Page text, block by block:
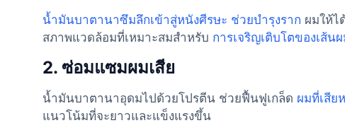
น้ำมันบาตานาซึมลึกเข้าสู่หนังศีรษะ ช่วยบำรุงราก ผมให้ไ
สภาพแวดล้อมที่เหมาะสมสำหรับ การเจริญเติบโตของเส้น
2. ซ่อมแซมผมเสีย
น้ำมันบาตานาอุดมไปด้วยโปรตีน ช่วยฟื้นฟูเกล็ด ผมที่เสีย
แนวโน้มที่จะยาวและแข็งแรงขึ้น